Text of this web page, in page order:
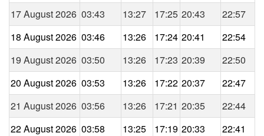
17 August 2026 03:43 13:27 17:25 20:43
22:57
18 August 2026 03:46 13:26 17:24 20:41
22:54
19 August 2026 03:50 13:26 17:23 20:39
22:50
20 August 2026 03:53 13:26 17:22 20:37
22:47
21 August 2026 03:56 13:26 17:21 20:35
22:44
22 August 2026 03:58 13:25 17:19 20:33
22:41